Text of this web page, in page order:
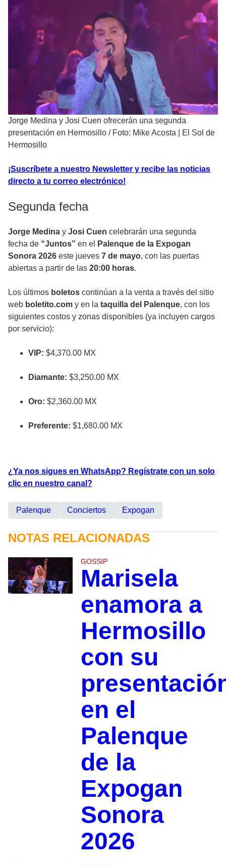
Jorge Medina y Josi Cuen ofrecerán una segunda
presentación en Hermosillo / Foto: Mike Acosta | El Sol de
Hermosillo
¡Suscríbete a nuestro Newsletter y recibe las noticias
directo a tu correo electrónico!
Segunda fecha
Jorge Medina y Josi Cuen celebrarán una segunda
fecha de “Juntos” en el
Palenque de la Expogan
Sonora 2026 este jueves 7 de mayo, con las puertas
abiertas a partir de las 20:00 horas.
Los últimos boletos continúan a la venta a través del sitio
web boletito.com y en la taquilla del Palenque, con los
siguientes costos y zonas disponibles (ya incluyen cargos
por servicio):
VIP: $4,370.00 MX
Diamante: $3,250.00 MX
Oro: $2,360.00 MX
Preferente: $1,680.00 MX
¿Ya nos sigues en WhatsApp? Regístrate con un solo
clic en nuestro canal?
Palenque Conciertos Expogan
NOTAS RELACIONADAS
GOSSIP
Marisela
enamora a
Hermosillo
con su
en el
Palenque
de la
Expogan
Sonora
2026